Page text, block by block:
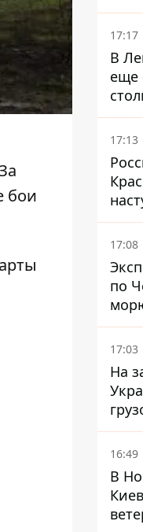
бои
17:17
В
еще
17:13
на
17:08
по
17:03
На
16:49
В